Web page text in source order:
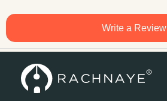
Write a Review